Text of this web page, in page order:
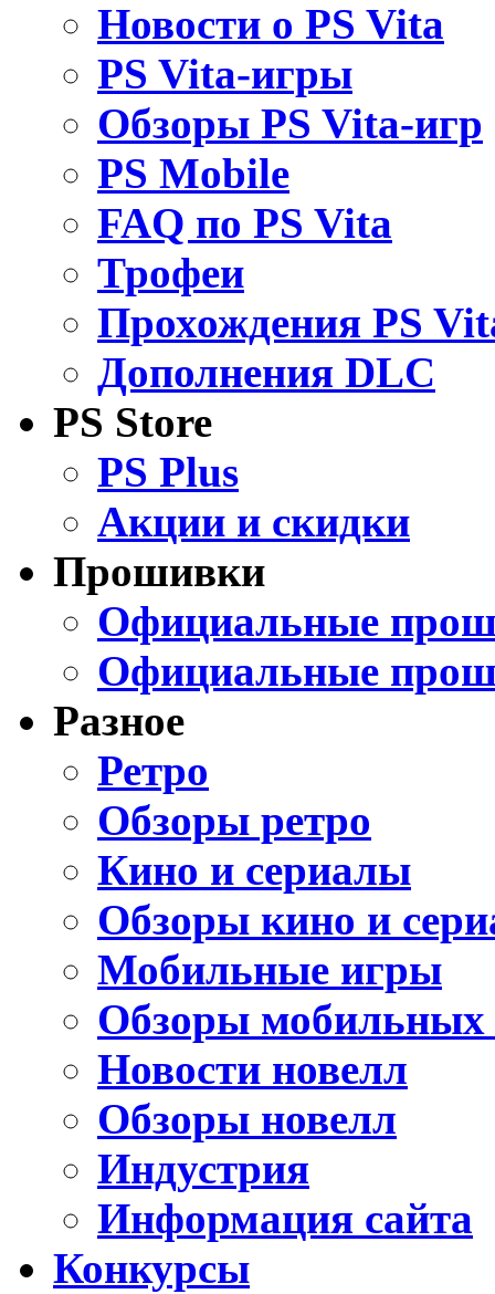
Новости о PS Vita
PS Vita-игры
Обзоры PS Vita-игр
PS Mobile
FAQ по PS Vita
Трофеи
Прохождения PS
Дополнения DLC
PS Store
PS Plus
Акции и скидки
Прошивки
Официальные
Официальные
Разное
Ретро
Обзоры ретро
Кино и сериалы
Обзоры кино и
Мобильные игры
Обзоры мобильных
Новости новелл
Обзоры новелл
Индустрия
Информация сайта
Конкурсы